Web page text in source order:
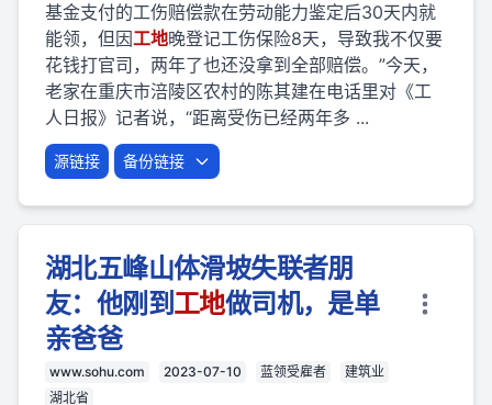
基金支付的工伤赔偿款在劳动能力鉴定后30天内就
能领，但因工地晚登记工伤保险8天，导致我不仅要
花钱打官司，两年了也还没拿到全部赔偿。”今天，
老家在重庆市涪陵区农村的陈其建在电话里对《工
人日报》记者说，“距离受伤已经两年多 ...
源链接 备份链接
湖北五峰山体滑坡失联者朋
友：他刚到工地做司机，是单
亲爸爸
www.sohu.com 2023-07-10 蓝领受雇者
建筑业
湖北省